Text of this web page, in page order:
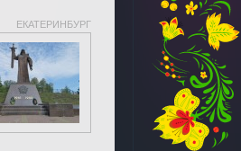
ЕКАТЕРИНБУРГ